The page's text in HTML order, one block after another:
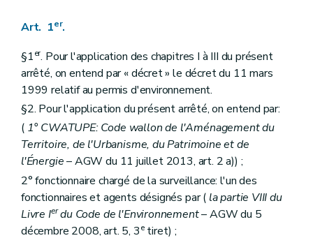
Art. 158
Art. 159
Art. 160
Art. 161
Art. 162
Art. 163
Art. 164
Art. 165
Art. 166
Art. 168
Art. 169
Art. 170
Art. 171
Art. 1er.
§1er. Pour l'application des chapitres I à III du présent
arrêté, on entend par « décret » le décret du 11 mars
1999 relatif au permis d'environnement.
§2. Pour l'application du présent arrêté, on entend par:
( 1° CWATUPE: Code wallon de l'Aménagement du
Territoire, de l'Urbanisme, du Patrimoine et de
l'Énergie– AGW du 11 juillet 2013, art. 2 a)) ;
2° fonctionnaire chargé de la surveillance: l'un des
fonctionnaires et agents désignés par ( la partie VIII du
Livre Ierdu Code de l'Environnement– AGW du 5
décembre 2008, art. 5, 3etiret) ;